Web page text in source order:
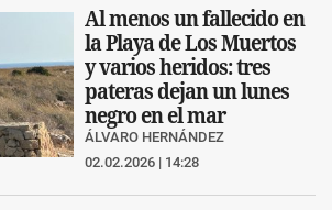
Al menos un fallecido en
la Playa de Los Muertos
y varios heridos: tres
pateras dejan un lunes
negro en el mar
ÁLVARO HERNÁNDEZ
02.02.2026 | 14:28